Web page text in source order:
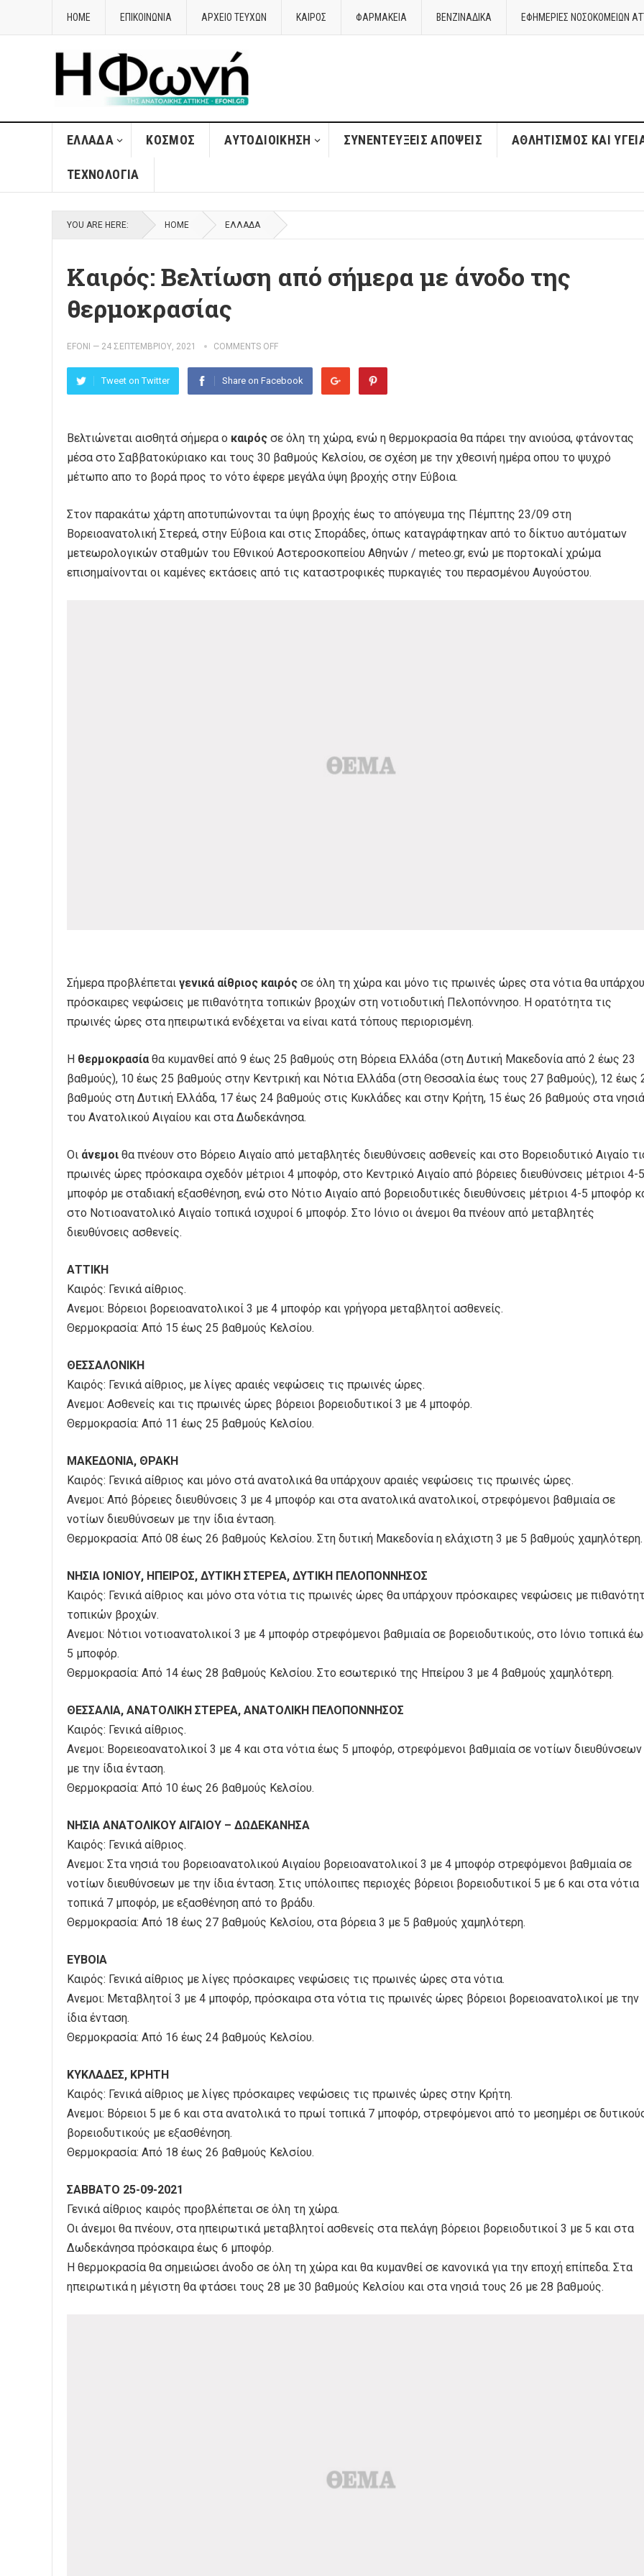
HOME ΕΠΙΚΟΙΝΩΝΙΑ ΑΡΧΕΙΟ ΤΕΥΧΩΝ ΚΑΙΡΌΣ ΦΑΡΜΑΚΕΙΑ ΒΕΝΖΙΝΑΔΙΚΑ ΕΦΗΜΕΡΙΕΣ ΝΟΣΟΚΟΜΕΙΩΝ
ΈΛΛΑΔΑ ΚΌΣΜΟΣ ΑΥΤΟΔΙΟΊΚΗΣΗ ΣΥΝΕΝΤΕΎΞΕΙΣ ΑΠΌΨΕΙΣ ΑΘΛΗΤΙΣΜΌΣ ΚΑΙ
ΤΕΧΝΟΛΟΓΊΑ
YOU ARE HERE: HOME ΈΛΛΑΔΑ
Καιρός: Βελτίωση από σήμερα με άνοδο της
θερμοκρασίας
EFONI — 24 ΣΕΠΤΕΜΒΡΊΟΥ, 2021 COMMENTS OFF
Tweet on Twitter Share on Facebook
Βελτιώνεται αισθητά σήμερα ο καιρός σε όλη τη χώρα, ενώ η θερμοκρασία θα πάρει την ανιούσα, φτάνοντας
μέσα στο Σαββατοκύριακο και τους 30 βαθμούς Κελσίου, σε σχέση με την χθεσινή ημέρα οπου το ψυχρό
μέτωπο απο το βορά προς το νότο έφερε μεγάλα ύψη βροχής στην Εύβοια.
Στον παρακάτω χάρτη αποτυπώνονται τα ύψη βροχής έως το απόγευμα της Πέμπτης 23/09 στη
Βορειοανατολική Στερεά, στην Εύβοια και στις Σποράδες, όπως καταγράφτηκαν από το δίκτυο αυτόματων
μετεωρολογικών σταθμών του Εθνικού Αστεροσκοπείου Αθηνών / meteo.gr, ενώ με πορτοκαλί χρώμα
επισημαίνονται οι καμένες εκτάσεις από τις καταστροφικές πυρκαγιές του περασμένου Αυγούστου.
Σήμερα προβλέπεται γενικά αίθριος καιρός σε όλη τη χώρα και μόνο τις πρωινές ώρες στα νότια θα
πρόσκαιρες νεφώσεις με πιθανότητα τοπικών βροχών στη νοτιοδυτική Πελοπόννησο. Η ορατότητα τις
πρωινές ώρες στα ηπειρωτικά ενδέχεται να είναι κατά τόπους περιορισμένη.
Η θερμοκρασίαθα κυμανθεί από 9 έως 25 βαθμούς στη Βόρεια Ελλάδα (στη Δυτική Μακεδονία από 2 έως 23
βαθμούς), 10 έως 25 βαθμούς στην Κεντρική και Νότια Ελλάδα (στη Θεσσαλία έως τους 27 βαθμούς), 12 έως
βαθμούς στη Δυτική Ελλάδα, 17 έως 24 βαθμούς στις Κυκλάδες και στην Κρήτη, 15 έως 26 βαθμούς στα νησιά
του Ανατολικού Αιγαίου και στα Δωδεκάνησα.
Οι άνεμοι θα πνέουν στο Βόρειο Αιγαίο από μεταβλητές διευθύνσεις ασθενείς και στο Βορειοδυτικό Αιγαίο
πρωινές ώρες πρόσκαιρα σχεδόν μέτριοι 4 μποφόρ, στο Κεντρικό Αιγαίο από βόρειες διευθύνσεις μέτριοι 4-5
μποφόρ με σταδιακή εξασθένηση, ενώ στο Νότιο Αιγαίο από βορειοδυτικές διευθύνσεις μέτριοι 4-5 μποφόρ
στο Νοτιοανατολικό Αιγαίο τοπικά ισχυροί 6 μποφόρ. Στο Ιόνιο οι άνεμοι θα πνέουν από μεταβλητές
διευθύνσεις ασθενείς.
ΑΤΤΙΚΗ
Καιρός: Γενικά αίθριος.
Ανεμοι: Βόρειοι βορειοανατολικοί 3 με 4 μποφόρ και γρήγορα μεταβλητοί ασθενείς.
Θερμοκρασία: Από 15 έως 25 βαθμούς Κελσίου.
ΘΕΣΣΑΛΟΝΙΚΗ
Καιρός: Γενικά αίθριος, με λίγες αραιές νεφώσεις τις πρωινές ώρες.
Ανεμοι: Ασθενείς και τις πρωινές ώρες βόρειοι βορειοδυτικοί 3 με 4 μποφόρ.
Θερμοκρασία: Από 11 έως 25 βαθμούς Κελσίου.
ΜΑΚΕΔΟΝΙΑ, ΘΡΑΚΗ
Καιρός: Γενικά αίθριος και μόνο στά ανατολικά θα υπάρχουν αραιές νεφώσεις τις πρωινές ώρες.
Ανεμοι: Από βόρειες διευθύνσεις 3 με 4 μποφόρ και στα ανατολικά ανατολικοί, στρεφόμενοι βαθμιαία σε
νοτίων διευθύνσεων με την ίδια ένταση.
Θερμοκρασία: Από 08 έως 26 βαθμούς Κελσίου. Στη δυτική Μακεδονία η ελάχιστη 3 με 5 βαθμούς χαμηλότερη.
ΝΗΣΙΑ ΙΟΝΙΟΥ, ΗΠΕΙΡΟΣ, ΔΥΤΙΚΗ ΣΤΕΡΕΑ, ΔΥΤΙΚΗ ΠΕΛΟΠΟΝΝΗΣΟΣ
Καιρός: Γενικά αίθριος και μόνο στα νότια τις πρωινές ώρες θα υπάρχουν πρόσκαιρες νεφώσεις με
τοπικών βροχών.
Ανεμοι: Νότιοι νοτιοανατολικοί 3 με 4 μποφόρ στρεφόμενοι βαθμιαία σε βορειοδυτικούς, στο Ιόνιο τοπικά
5 μποφόρ.
Θερμοκρασία: Από 14 έως 28 βαθμούς Κελσίου. Στο εσωτερικό της Ηπείρου 3 με 4 βαθμούς χαμηλότερη.
ΘΕΣΣΑΛΙΑ, ΑΝΑΤΟΛΙΚΗ ΣΤΕΡΕΑ, ΑΝΑΤΟΛΙΚΗ ΠΕΛΟΠΟΝΝΗΣΟΣ
Καιρός: Γενικά αίθριος.
Ανεμοι: Βορειεοανατολικοί 3 με 4 και στα νότια έως 5 μποφόρ, στρεφόμενοι βαθμιαία σε νοτίων διευθύνσεων
με την ίδια ένταση.
Θερμοκρασία: Από 10 έως 26 βαθμούς Κελσίου.
ΝΗΣΙΑ ΑΝΑΤΟΛΙΚΟΥ ΑΙΓΑΙΟΥ – ΔΩΔΕΚΑΝΗΣΑ
Καιρός: Γενικά αίθριος.
Ανεμοι: Στα νησιά του βορειοανατολικού Αιγαίου βορειοανατολικοί 3 με 4 μποφόρ στρεφόμενοι βαθμιαία σε
νοτίων διευθύνσεων με την ίδια ένταση. Στις υπόλοιπες περιοχές βόρειοι βορειοδυτικοί 5 με 6 και στα νότια
τοπικά 7 μποφόρ, με εξασθένηση από το βράδυ.
Θερμοκρασία: Από 18 έως 27 βαθμούς Κελσίου, στα βόρεια 3 με 5 βαθμούς χαμηλότερη.
ΕΥΒΟΙΑ
Καιρός: Γενικά αίθριος με λίγες πρόσκαιρες νεφώσεις τις πρωινές ώρες στα νότια.
Ανεμοι: Μεταβλητοί 3 με 4 μποφόρ, πρόσκαιρα στα νότια τις πρωινές ώρες βόρειοι βορειοανατολικοί με την
ίδια ένταση.
Θερμοκρασία: Από 16 έως 24 βαθμούς Κελσίου.
ΚΥΚΛΑΔΕΣ, ΚΡΗΤΗ
Καιρός: Γενικά αίθριος με λίγες πρόσκαιρες νεφώσεις τις πρωινές ώρες στην Κρήτη.
Ανεμοι: Βόρειοι 5 με 6 και στα ανατολικά το πρωί τοπικά 7 μποφόρ, στρεφόμενοι από το μεσημέρι σε
βορειοδυτικούς με εξασθένηση.
Θερμοκρασία: Από 18 έως 26 βαθμούς Κελσίου.
ΣΑΒΒΑΤΟ 25-09-2021
Γενικά αίθριος καιρός προβλέπεται σε όλη τη χώρα.
Οι άνεμοι θα πνέουν, στα ηπειρωτικά μεταβλητοί ασθενείς στα πελάγη βόρειοι βορειοδυτικοί 3 με 5 και στα
Δωδεκάνησα πρόσκαιρα έως 6 μποφόρ.
Η θερμοκρασία θα σημειώσει άνοδο σε όλη τη χώρα και θα κυμανθεί σε κανονικά για την εποχή επίπεδα. Στα
ηπειρωτικά η μέγιστη θα φτάσει τους 28 με 30 βαθμούς Κελσίου και στα νησιά τους 26 με 28 βαθμούς.